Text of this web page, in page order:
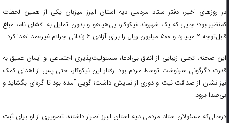
در روزهای اخیر، دفتر ستاد مردمی دیه استان البرز میزبان یکی از همین لحظات
کم‌نظیر بود؛ جایی که یک شهروند نیکوکار، بی‌هیاهو و بدون تمایل به افشای نام، مبلغ
قابل‌توجه ۲ میلیارد و ۵۰۰ میلیون ریال را برای آزادی ۶ زندانی جرائم غیرعمد اهدا کرد.
این صحنه‌، تجلی زیبایی از انفاق بی‌ادعا، مسئولیت‌پذیری اجتماعی و ایمان عمیق به
قدرت دگرگونیِ سرنوشت توسط مردم بود. رفتار این نیکوکار، حتی پس از اهدای کمک
نیز نشان از صداقت نیت و دوری از نمایش داشت؛ گویی آمده بود تا گره‌ای بگشاید و
بی‌صدا برود.
درحالی‌که مسئولان ستاد مردمی دیه استان البرز اصرار داشتند تصویری از او برای ثبت